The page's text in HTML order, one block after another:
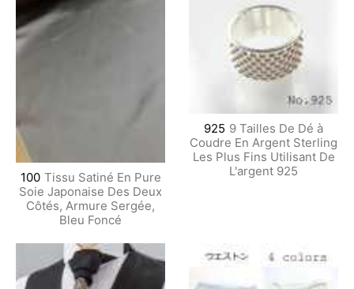
100 Tissu Satiné En Pure
Soie Japonaise Des Deux
Côtés, Armure Sergée,
Bleu Foncé
925 9 Tailles De Dé à
Coudre En Argent Sterling
Les Plus Fins Utilisant De
L'argent 925